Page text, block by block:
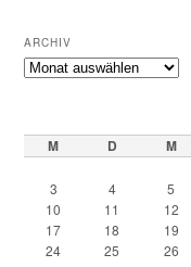
ARCHIV
Archiv
M D M
3
4 5
10
11 12
17
18 19
24
25 26